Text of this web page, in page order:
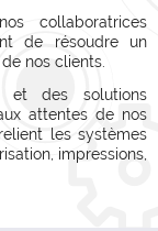
collaboratrices
de résoudre un
nos clients.
et des solutions
attentes de nos
les systèmes
impressions,